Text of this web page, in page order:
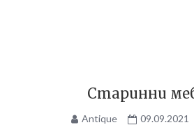
Старинни
Antique 09.09.2021